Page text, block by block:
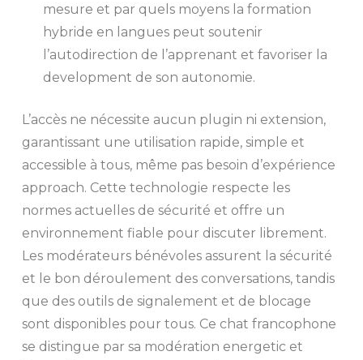
mesure et par quels moyens la formation
hybride en langues peut soutenir
l’autodirection de l’apprenant et favoriser la
development de son autonomie.
L’accès ne nécessite aucun plugin ni extension,
garantissant une utilisation rapide, simple et
accessible à tous, même pas besoin d’expérience
approach. Cette technologie respecte les
normes actuelles de sécurité et offre un
environnement fiable pour discuter librement.
Les modérateurs bénévoles assurent la sécurité
et le bon déroulement des conversations, tandis
que des outils de signalement et de blocage
sont disponibles pour tous. Ce chat francophone
se distingue par sa modération energetic et